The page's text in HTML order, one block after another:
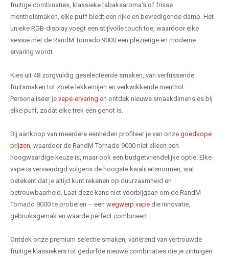
fruitige combinaties, klassieke tabaksaroma's of frisse
mentholsmaken, elke puff biedt een rijke en bevredigende damp. Het
unieke RGB-display voegt een stijlvolle touch toe, waardoor elke
sessie met de RandM Tornado 9000 een plezierige en moderne
ervaring wordt.
Kies uit 48 zorgvuldig geselecteerde smaken, van verfrissende
fruitsmaken tot zoete lekkernijen en verkwikkende menthol.
Personaliseer je vape-ervaring en ontdek nieuwe smaakdimensies bij
elke puff, zodat elke trek een genot is.
Bij aankoop van meerdere eenheden profiteer je van onze goedkope
prijzen , waardoor de RandM Tornado 9000 niet alleen een
hoogwaardige keuze is, maar ook een budgetvriendelijke optie. Elke
vape is vervaardigd volgens de hoogste kwaliteitsnormen, wat
betekent dat je altijd kunt rekenen op duurzaamheid en
betrouwbaarheid. Laat deze kans niet voorbijgaan om de RandM
Tornado 9000 te proberen – een wegwerp vape die innovatie,
gebruiksgemak en waarde perfect combineert.
Ontdek onze premium selectie smaken, variërend van vertrouwde
fruitige klassiekers tot gedurfde nieuwe combinaties die je zintuigen